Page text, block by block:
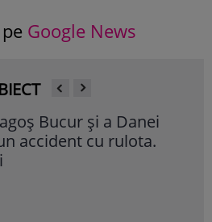
Google News
Bucur și a Danei
accident cu rulota.